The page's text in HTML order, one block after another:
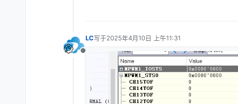
离线
LC写于2025年4月10日 上午11:31
最后由 编辑